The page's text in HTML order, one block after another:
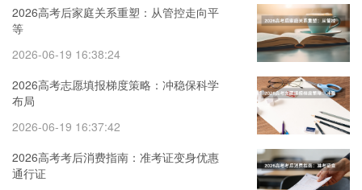
2026高考后家庭关系重塑：从管控走向平
等
2026-06-19 16:38:24
2026高考志愿填报梯度策略：冲稳保科学
布局
2026-06-19 16:37:42
2026高考考后消费指南：准考证变身优惠
通行证